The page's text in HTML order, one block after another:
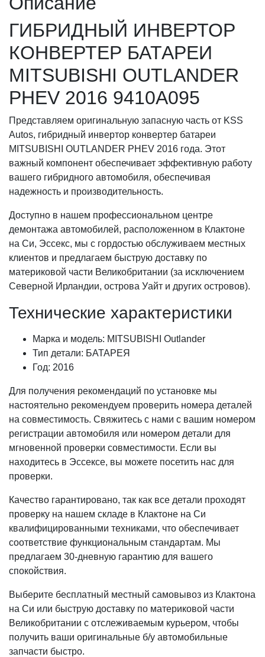
ГИБРИДНЫЙ ИНВЕРТОР
КОНВЕРТЕР БАТАРЕИ
MITSUBISHI OUTLANDER
PHEV 2016 9410A095
Представляем оригинальную запасную часть от KSS
Autos, гибридный инвертор конвертер батареи
MITSUBISHI OUTLANDER PHEV 2016 года. Этот
важный компонент обеспечивает эффективную работу
вашего гибридного автомобиля, обеспечивая
надежность и производительность.
Доступно в нашем профессиональном центре
демонтажа автомобилей, расположенном в Клактоне
на Си, Эссекс, мы с гордостью обслуживаем местных
клиентов и предлагаем быструю доставку по
материковой части Великобритании (за исключением
Северной Ирландии, острова Уайт и других островов).
Технические характеристики
Марка и модель: MITSUBISHI Outlander
Тип детали: БАТАРЕЯ
Год: 2016
Для получения рекомендаций по установке мы
настоятельно рекомендуем проверить номера деталей
на совместимость. Свяжитесь с нами с вашим номером
регистрации автомобиля или номером детали для
мгновенной проверки совместимости. Если вы
находитесь в Эссексе, вы можете посетить нас для
проверки.
Качество гарантировано, так как все детали проходят
проверку на нашем складе в Клактоне на Си
квалифицированными техниками, что обеспечивает
соответствие функциональным стандартам. Мы
предлагаем 30-дневную гарантию для вашего
спокойствия.
Выберите бесплатный местный самовывоз из Клактона
на Си или быструю доставку по материковой части
Великобритании с отслеживаемым курьером, чтобы
получить ваши оригинальные б/у автомобильные
запчасти быстро.